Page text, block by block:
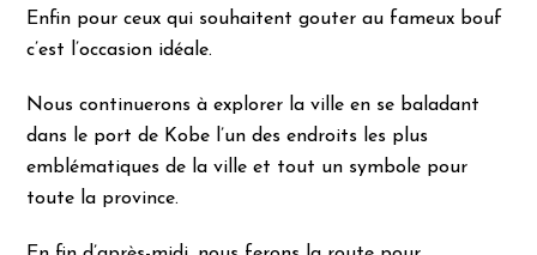
Enfin pour ceux qui souhaitent gouter au fameux bouf
c’est l’occasion idéale.
Nous continuerons à explorer la ville en se baladant
dans le port de Kobe l’un des endroits les plus
emblématiques de la ville et tout un symbole pour
toute la province.